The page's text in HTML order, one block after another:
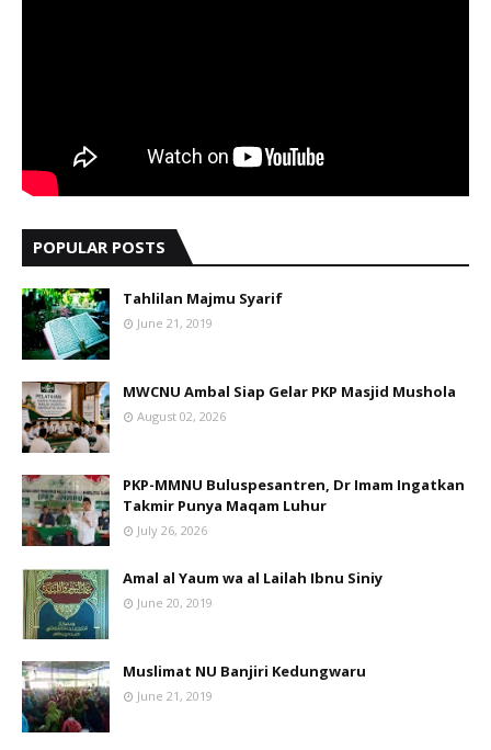
POPULAR POSTS
Tahlilan Majmu Syarif
June 21, 2019
MWCNU Ambal Siap Gelar PKP Masjid Mushola
August 02, 2026
PKP-MMNU Buluspesantren, Dr Imam Ingatkan
Takmir Punya Maqam Luhur
July 26, 2026
Amal al Yaum wa al Lailah Ibnu Siniy
June 20, 2019
Muslimat NU Banjiri Kedungwaru
June 21, 2019